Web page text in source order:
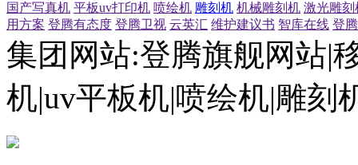
国产写真机 平板uv打印机 喷绘机 雕刻机 机械雕刻机 激光雕刻
用方案 登腾有态度 登腾卫视 云英汇 维护建议书 智库在线 登
集团网站:登腾旗舰网站|
机|uv平板机|喷绘机|雕刻